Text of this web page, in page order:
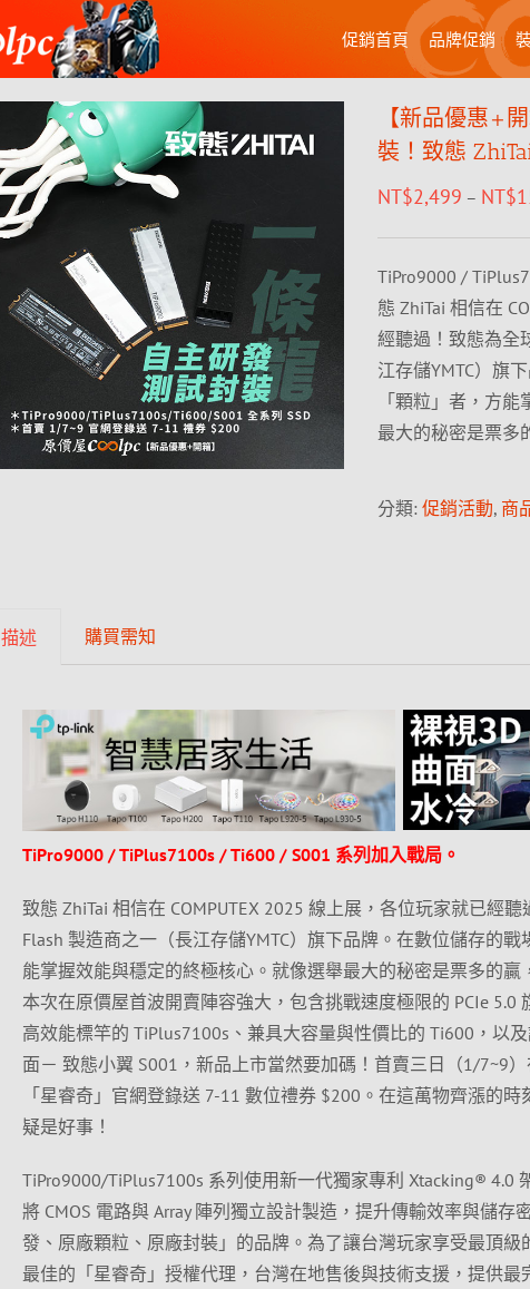
促銷首頁 品牌促銷
【新品優惠+
裝！致態
NT$2,499 – NT$
TiPro9000 /
態 ZhiTai 相信在
經聽過！致態為全
江存儲YMTC）旗
「顆粒」者，方
最大的秘密是票多
分類: 促銷活動, 商
描述 購買需知
TiPro9000 / TiPlus7100s / Ti600 / S001 系列加入戰局。
致態 ZhiTai 相信在 COMPUTEX 2025 線上展，各位玩家就已經
Flash 製造商之一（長江存儲YMTC）旗下品牌。在數位儲存的
能掌握效能與穩定的終極核心。就像選舉最大的秘密是票多的贏
本次在原價屋首波開賣陣容強大，包含挑戰速度極限的 PCIe 5.0
高效能標竿的 TiPlus7100s、兼具大容量與性價比的 Ti600，以
面－ 致態小翼 S001，新品上市當然要加碼！首賣三日（1/7~9）
「星睿奇」官網登錄送 7-11 數位禮券 $200。在這萬物齊漲的
疑是好事！
TiPro9000/TiPlus7100s 系列使用新一代獨家專利 Xtacking® 4.0
將 CMOS 電路與 Array 陣列獨立設計製造，提升傳輸效率與儲
發、原廠顆粒、原廠封裝」的品牌。為了讓台灣玩家享受最頂
最佳的「星睿奇」授權代理，台灣在地售後與技術支援，提供